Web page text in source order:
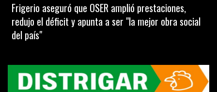
Frigerio aseguró que OSER amplió prestaciones,
redujo el déficit y apunta a ser "la mejor obra social
del país"